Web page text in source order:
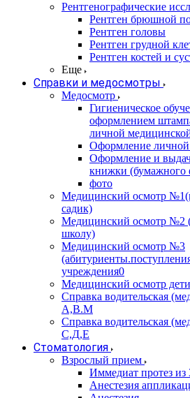
Рентгенографические
Рентген брюшной
Рентген головы
Рентген грудной
Рентген костей и
Еще
Справки и медосмотры
Медосмотр
Гигиеническое
оформлением
личной
Оформление
Оформление и
книжки (бумажного
фото
Медицинский осмотр
садик)
Медицинский осмотр №2
школу)
Медицинский осмотр №3
учреждения0
Медицинский осмотр
Справка водительская
А,В.М
Справка водительская
С,Д,Е
Стоматология
Взрослый прием
Иммедиат протез из
Анестезия